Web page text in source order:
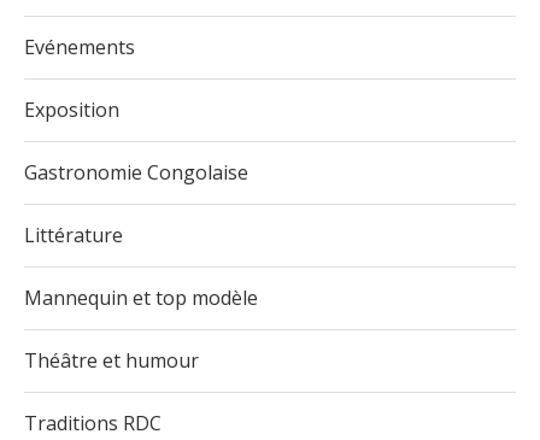
Evénements
Exposition
Gastronomie Congolaise
Littérature
Mannequin et top modèle
Théâtre et humour
Traditions RDC